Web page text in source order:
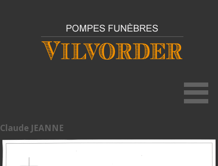
Claude JEANNE